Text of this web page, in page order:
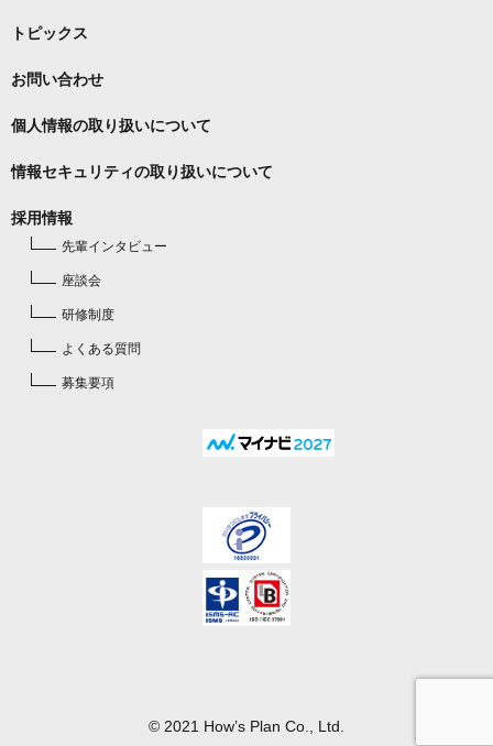
トピックス
お問い合わせ
個人情報の取り扱いについて
情報セキュリティの取り扱いについて
採用情報
先輩インタビュー
座談会
研修制度
よくある質問
募集要項
© 2021 Howʼs Plan Co., Ltd.